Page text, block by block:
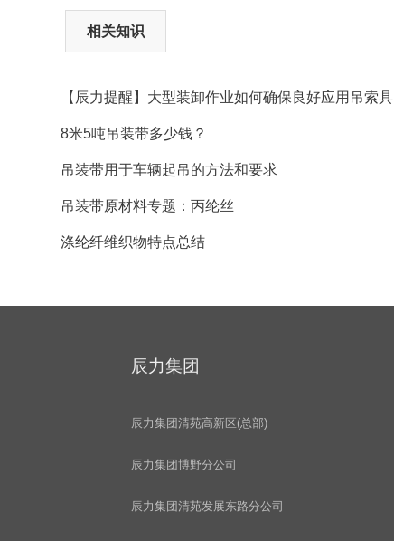
相关知识
【辰力提醒】大型装卸作业如何确保良好应用吊索具
8米5吨吊装带多少钱？
吊装带用于车辆起吊的方法和要求
吊装带原材料专题：丙纶丝
涤纶纤维织物特点总结
辰力集团
辰力集团清苑高新区(总部)
辰力集团博野分公司
辰力集团清苑发展东路分公司